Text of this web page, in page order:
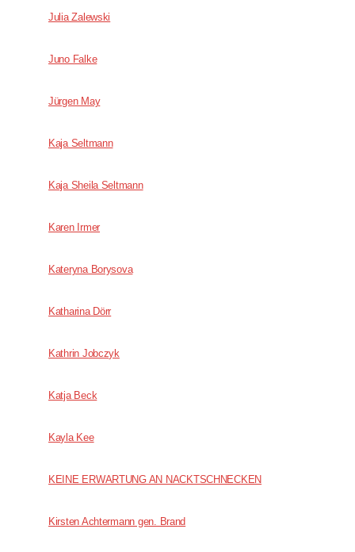
Julia Zalewski
Juno Falke
Jürgen May
Kaja Seltmann
Kaja Sheila Seltmann
Karen Irmer
Kateryna Borysova
Katharina Dörr
Kathrin Jobczyk
Katja Beck
Kayla Kee
KEINE ERWARTUNG AN NACKTSCHNECKEN
Kirsten Achtermann gen. Brand